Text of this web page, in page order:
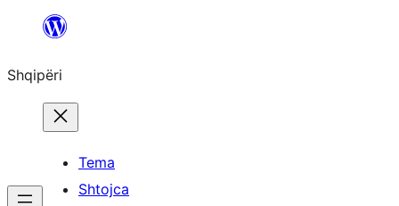
Hidhu
lënda
Shqipëri
Tema
Shtojca